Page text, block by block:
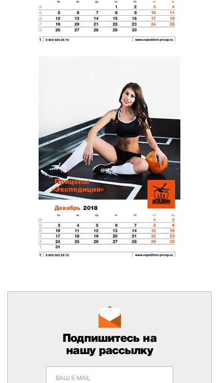
Подпишитесь на
нашу рассылку